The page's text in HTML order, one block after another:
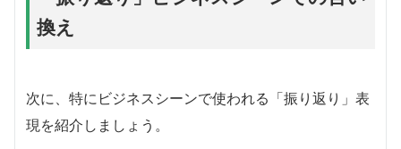
換え
次に、特にビジネスシーンで使われる「振り返り」表
現を紹介しましょう。